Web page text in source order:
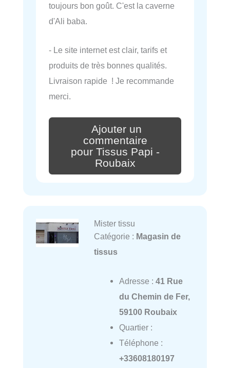
toujours bon goût. C'est la caverne
d'Ali baba.
- Le site internet est clair, tarifs et
produits de très bonnes qualités.
Livraison rapide ! Je recommande
merci.
Ajouter un
commentaire
pour Tissus Papi -
Roubaix
Mister tissu
Catégorie : Magasin de
tissus
Adresse : 41 Rue
du Chemin de Fer,
59100 Roubaix
Quartier :
Téléphone :
+33608180197